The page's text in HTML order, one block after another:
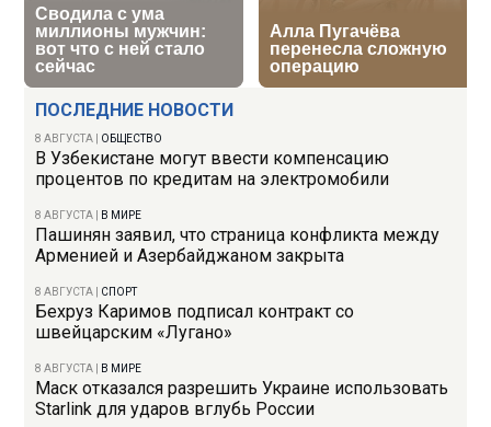
ПОСЛЕДНИЕ НОВОСТИ
8 АВГУСТА ОБЩЕСТВО
В Узбекистане могут ввести компенсацию
процентов по кредитам на электромобили
8 АВГУСТА В МИРЕ
Пашинян заявил, что страница конфликта между
Арменией и Азербайджаном закрыта
8 АВГУСТА СПОРТ
Бехруз Каримов подписал контракт со
швейцарским «Лугано»
8 АВГУСТА В МИРЕ
Маск отказался разрешить Украине использовать
Starlink для ударов вглубь России